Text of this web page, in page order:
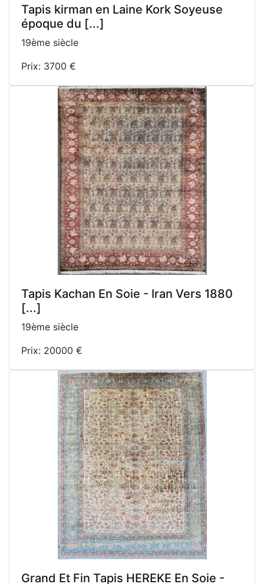
Tapis kirman en Laine Kork Soyeuse
époque du [...]
19ème siècle
Prix: 3700 €
Tapis Kachan En Soie - Iran Vers 1880
[...]
19ème siècle
Prix: 20000 €
Grand Et Fin Tapis HEREKE En Soie -